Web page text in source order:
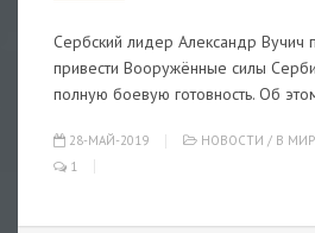
Сербский лидер Александр Вучич
привести Вооружённые силы
полную боевую готовность. Об
28-МАЙ-2019 НОВОСТИ / В
1